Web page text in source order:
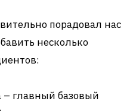
порадовал нас
несколько
главный базовый